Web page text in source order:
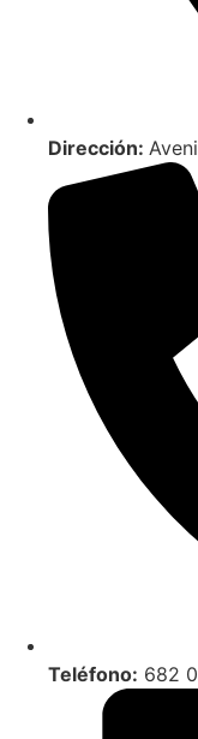
Dirección:
Teléfono: 682